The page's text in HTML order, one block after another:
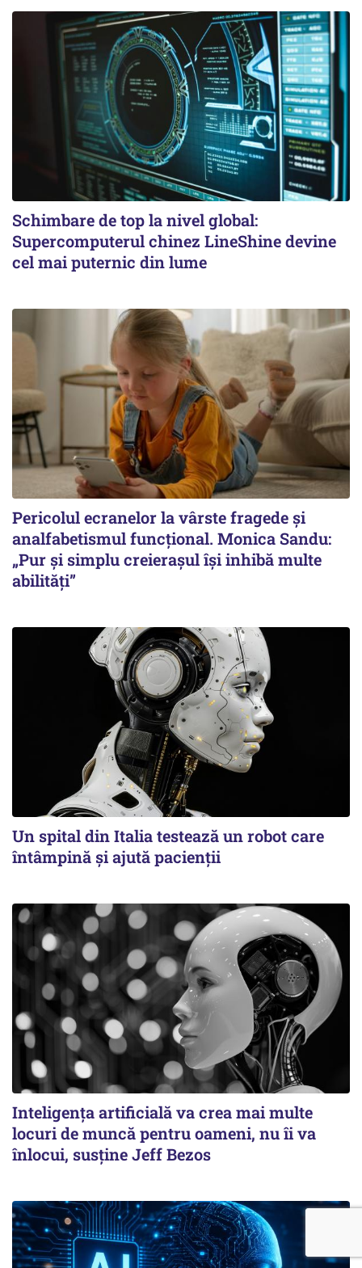
Schimbare de top la nivel global:
Supercomputerul chinez LineShine devine
cel mai puternic din lume
Pericolul ecranelor la vârste fragede și
analfabetismul funcțional. Monica Sandu:
„Pur și simplu creierașul își inhibă multe
abilități”
Un spital din Italia testează un robot care
întâmpină și ajută pacienții
Inteligența artificială va crea mai multe
locuri de muncă pentru oameni, nu îi va
înlocui, susține Jeff Bezos